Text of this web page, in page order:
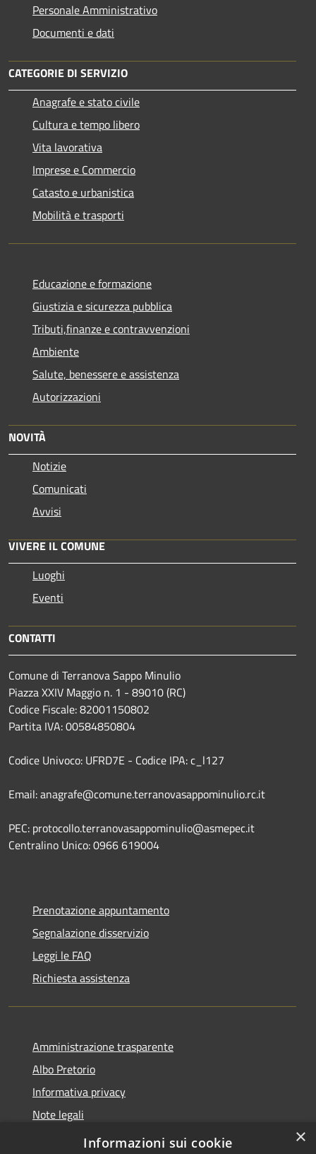
Personale Amministrativo
Documenti e dati
CATEGORIE DI SERVIZIO
Anagrafe e stato civile
Cultura e tempo libero
Vita lavorativa
Imprese e Commercio
Catasto e urbanistica
Mobilità e trasporti
Educazione e formazione
Giustizia e sicurezza pubblica
Tributi,finanze e contravvenzioni
Ambiente
Salute, benessere e assistenza
Autorizzazioni
NOVITÀ
Notizie
Comunicati
Avvisi
VIVERE IL COMUNE
Luoghi
Eventi
CONTATTI
Comune di Terranova Sappo Minulio
Piazza XXIV Maggio n. 1 - 89010 (RC)
Codice Fiscale: 82001150802
Partita IVA: 00584850804
Codice Univoco: UFRD7E - Codice IPA: c_l127
Email: anagrafe@comune.terranovasappominulio.rc.it
PEC: protocollo.terranovasappominulio@asmepec.it
Centralino Unico: 0966 619004
Prenotazione appuntamento
Segnalazione disservizio
Leggi le FAQ
Richiesta assistenza
Amministrazione trasparente
Albo Pretorio
Informativa privacy
Note legali
Dichiarazione di accessibilità
×
Informazioni sui cookie